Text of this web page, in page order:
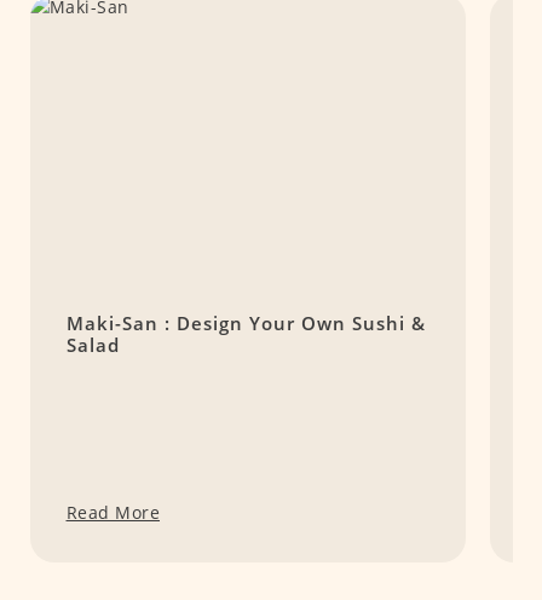
Maki-San : Design Your Own Sushi &
Salad
Read More